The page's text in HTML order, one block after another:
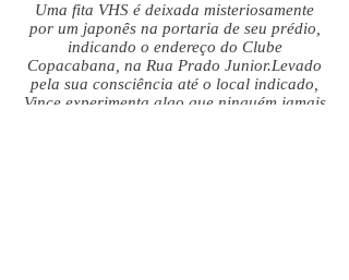
Uma fita VHS é deixada misteriosamente
por um japonês na portaria de seu prédio,
indicando o endereço do Clube
Copacabana, na Rua Prado Junior.Levado
pela sua consciência até o local indicado,
Vince experimenta algo que ninguém jamais